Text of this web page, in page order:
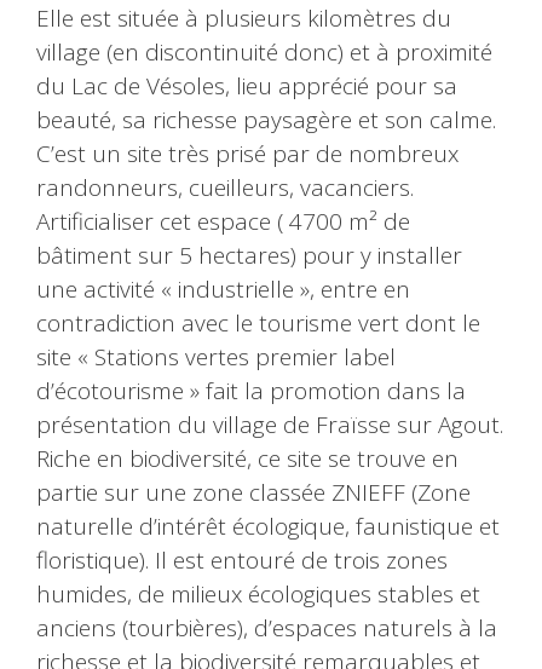
Elle est située à plusieurs kilomètres du
village (en discontinuité donc) et à proximité
du Lac de Vésoles, lieu apprécié pour sa
beauté, sa richesse paysagère et son calme.
C’est un site très prisé par de nombreux
randonneurs, cueilleurs, vacanciers.
Artificialiser cet espace ( 4700 m² de
bâtiment sur 5 hectares) pour y installer
une activité « industrielle », entre en
contradiction avec le tourisme vert dont le
site « Stations vertes premier label
d’écotourisme » fait la promotion dans la
présentation du village de Fraïsse sur Agout.
Riche en biodiversité, ce site se trouve en
partie sur une zone classée ZNIEFF (Zone
naturelle d’intérêt écologique, faunistique et
floristique). Il est entouré de trois zones
humides, de milieux écologiques stables et
anciens (tourbières), d’espaces naturels à la
richesse et la biodiversité remarquables et